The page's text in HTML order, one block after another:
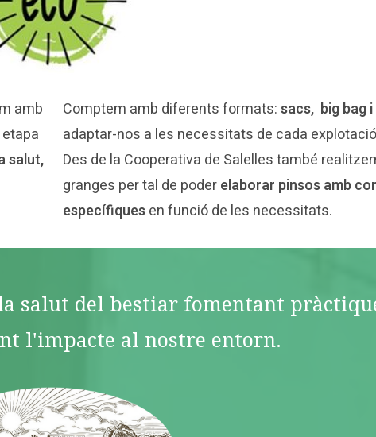
amb
salut,
Comptem amb diferents formats:sacs, big bag
adaptar-nos a les necessitats de cada
Des de la Cooperativa de Salelles també
granges per tal de poderelaborar pinsos amb
específiquesen funció de les necessitats.
salut del bestiar fomentant
l'impacte al nostre entorn.